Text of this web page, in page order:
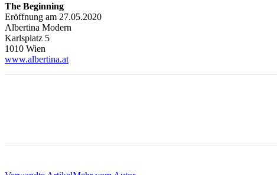
The Beginning
Eröffnung am 27.05.2020
Albertina Modern
Karlsplatz 5
1010 Wien
www.albertina.at